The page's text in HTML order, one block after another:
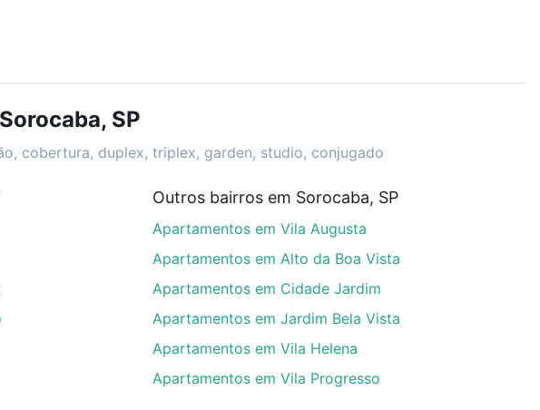
pode usar os filtros como quantidade de quartos, suítes, com
como piscina, academia, salão de festas ou área verde e encontrar
na Loft.
Altos do Itavuvu, Sorocaba, SP que custam a partir de R$ 0 e com
ainda tem alguma dúvida dos custos envolvidos no processo de
comprar o imóvel dos seus sonhos com segurança e conforto. Loft,
SP
cobertura, duplex, triplex, garden, studio, conjugado
Outros bairros em Sorocaba, SP
Apartamentos em Vila Augusta
Apartamentos em Alto da Boa Vista
Apartamentos em Cidade Jardim
Apartamentos em Jardim Bela Vista
Apartamentos em Vila Helena
Apartamentos em Vila Progresso